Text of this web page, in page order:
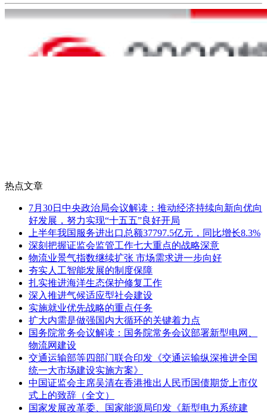
热点文章
7月30日中央政治局会议解读：推动经济持续向新向优向
好发展，努力实现“十五五”良好开局
上半年我国服务进出口总额37797.5亿元，同比增长8.3%
深刻把握证监会监管工作七大重点的战略深意
物流业景气指数继续扩张 市场需求进一步向好
夯实人工智能发展的制度保障
扎实推进海洋生态保护修复工作
深入推进气候适应型社会建设
实施就业优先战略的重点任务
扩大内需是做强国内大循环的关键着力点
国务院常务会议解读：国务院常务会议部署新型电网、
物流网建设
交通运输部等四部门联合印发《交通运输纵深推进全国
统一大市场建设实施方案》
中国证监会主席吴清在香港推出人民币国债期货上市仪
式上的致辞（全文）
国家发展改革委、国家能源局印发《新型电力系统建